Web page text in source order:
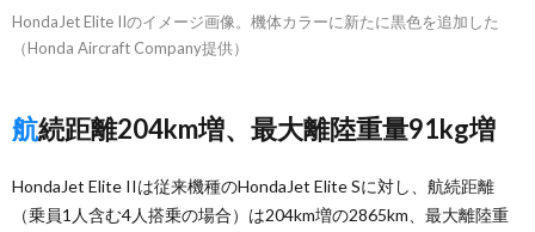
HondaJet Elite IIのイメージ画像。機体カラーに新たに黒色を追加した
（Honda Aircraft Company提供）
航続距離204km増、最大離陸重量91kg増
HondaJet Elite IIは従来機種のHondaJet Elite Sに対し、航続距離
（乗員1人含む4人搭乗の場合）は204km増の2865km、最大離陸重